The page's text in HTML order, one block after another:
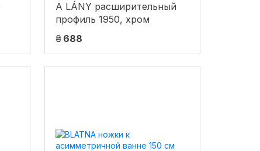
A LÁNY расширительный
профиль 1950, хром
₴ 688